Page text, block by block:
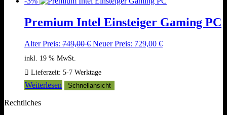
Premium Intel Einsteiger Gaming PC
Alter Preis: 749,00€ Ursprünglicher
749,00 €
Neuer Preis: 729,00 €Aktueller
inkl. 19 % MwSt.
Lieferzeit: 5-7 Werktage
Weiterlesen Schnellansicht
Rechtliches